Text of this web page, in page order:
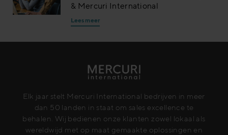
& Mercuri International
Lees meer
Elk jaar stelt Mercuri International bedrijven in meer
dan 50 landen in staat om sales excellence te
behalen. Wij bedienen onze klanten zowel lokaal als
wereldwijd met op maat gemaakte oplossingen en